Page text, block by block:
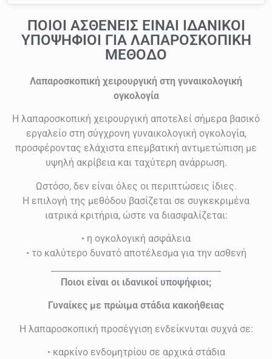
ΠΟΙΟΙ ΑΣΘΕΝΕΙΣ ΕΙΝΑΙ ΙΔΑΝΙΚΟΙ
ΥΠΟΨΗΦΙΟΙ ΓΙΑ ΛΑΠΑΡΟΣΚΟΠΙΚΗ
ΜΕΘΟΔΟ
Λαπαροσκοπική χειρουργική στη γυναικολογική
ογκολογία
Η λαπαροσκοπική χειρουργική αποτελεί σήμερα βασικό
εργαλείο στη σύγχρονη γυναικολογική ογκολογία,
προσφέροντας ελάχιστα επεμβατική αντιμετώπιση με
υψηλή ακρίβεια και ταχύτερη ανάρρωση.
Ωστόσο, δεν είναι όλες οι περιπτώσεις ίδιες.
Η επιλογή της μεθόδου βασίζεται σε συγκεκριμένα
ιατρικά κριτήρια, ώστε να διασφαλίζεται:
• η ογκολογική ασφάλεια
• το καλύτερο δυνατό αποτέλεσμα για την ασθενή
Ποιοι είναι οι ιδανικοί υποψήφιοι;
Γυναίκες με πρώιμα στάδια κακοήθειας
Η λαπαροσκοπική προσέγγιση ενδείκνυται συχνά σε:
• καρκίνο ενδομητρίου σε αρχικά στάδια